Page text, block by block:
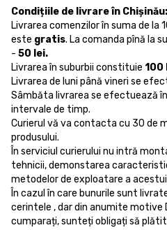
Condițiile de livrare în Chișinău:
Livrarea comenzilor în suma de la
este gratis. La comanda pînă la
- 50 lei.
Livrarea în suburbii constituie 100
Livrarea de luni până vineri se
Sâmbăta livrarea se efectuează
intervale de timp.
Curierul vă va contacta cu 30 de
produsului.
În serviciul curierului nu intră
tehnicii, demonstarea
metodelor de exploatare a
În cazul în care bunurile sunt
cerintele , dar din anumite motive
cumparați, sunteți obligați să